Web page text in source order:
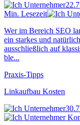
Min. Lesezeit
Wer im Bereich SEO
ein starkes und
ausschließlich auf
ble...
Praxis-Tipps
Linkaufbau Kosten